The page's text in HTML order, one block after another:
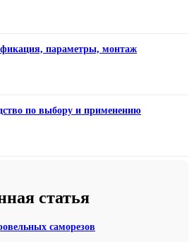
параметры, монтаж
по выбору и применению
статья
саморезов